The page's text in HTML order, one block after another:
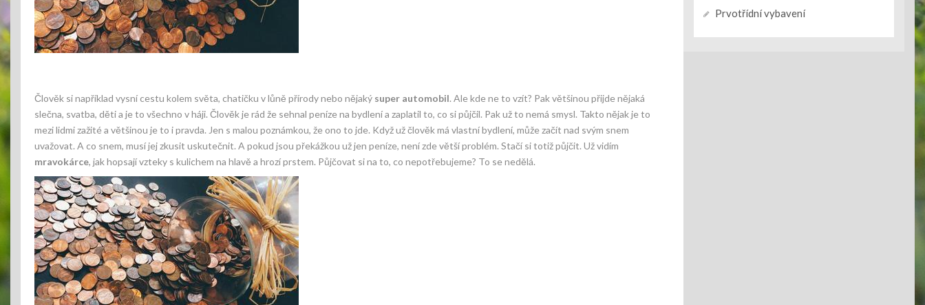
Člověk si například vysní cestu kolem světa, chatičku v lůně přírody nebo nějaký super automobil. Ale kde ne to vzít? Pak většinou přijde nějaká
slečna, svatba, děti a je to všechno v háji. Člověk je rád že sehnal peníze na bydlení a zaplatil to, co si půjčil. Pak už to nemá smysl. Takto nějak je to
mezi lidmi zažité a většinou je to i pravda. Jen s malou poznámkou, že ono to jde. Když už člověk má vlastní bydlení, může začít nad svým snem
uvažovat. A co snem, musí jej zkusit uskutečnit. A pokud jsou překážkou už jen peníze, není zde větší problém. Stačí si totiž půjčit. Už vidím
mravokárce, jak hopsají vzteky s kulichem na hlavě a hrozí prstem. Půjčovat si na to, co nepotřebujeme? To se nedělá.
Prvotřídní vybavení